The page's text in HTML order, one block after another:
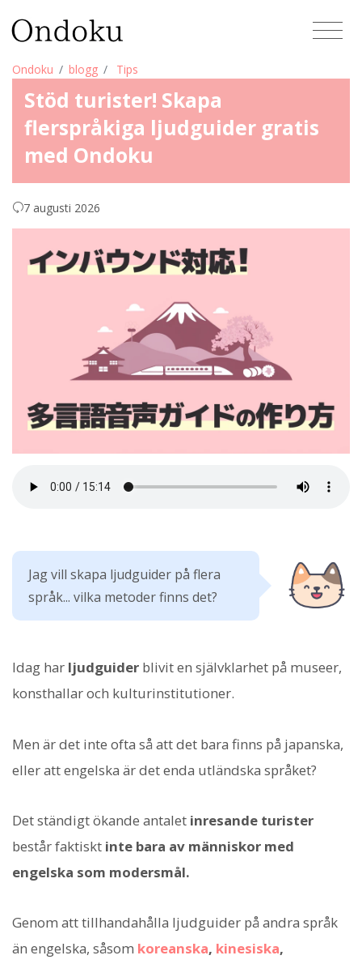
Ondoku blogg Tips
Stöd turister! Skapa
flerspråkiga ljudguider gratis
med Ondoku
7 augusti 2026
Jag vill skapa ljudguider på flera
språk... vilka metoder finns det?
Idag har ljudguider blivit en självklarhet på museer,
konsthallar och kulturinstitutioner.
Men är det inte ofta så att det bara finns på japanska,
eller att engelska är det enda utländska språket?
Det ständigt ökande antalet inresande turister
består faktiskt inte bara av människor med
engelska som modersmål.
Genom att tillhandahålla ljudguider på andra språk
än engelska, såsom koreanska, kinesiska,